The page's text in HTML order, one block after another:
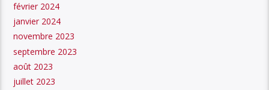
février 2024
janvier 2024
novembre 2023
septembre 2023
août 2023
juillet 2023